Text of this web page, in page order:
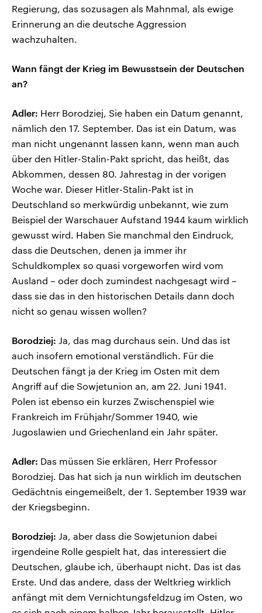
Regierung, das sozusagen als Mahnmal, als ewige
Erinnerung an die deutsche Aggression
wachzuhalten.
Wann fängt der Krieg im Bewusstsein der Deutschen
an?
Adler: Herr Borodziej, Sie haben ein Datum genannt,
nämlich den 17. September. Das ist ein Datum, was
man nicht ungenannt lassen kann, wenn man auch
über den Hitler-Stalin-Pakt spricht, das heißt, das
Abkommen, dessen 80. Jahrestag in der vorigen
Woche war. Dieser Hitler-Stalin-Pakt ist in
Deutschland so merkwürdig unbekannt, wie zum
Beispiel der Warschauer Aufstand 1944 kaum wirklich
gewusst wird. Haben Sie manchmal den Eindruck,
dass die Deutschen, denen ja immer ihr
Schuldkomplex so quasi vorgeworfen wird vom
Ausland – oder doch zumindest nachgesagt wird –
dass sie das in den historischen Details dann doch
nicht so genau wissen wollen?
Borodziej: Ja, das mag durchaus sein. Und das ist
auch insofern emotional verständlich. Für die
Deutschen fängt ja der Krieg im Osten mit dem
Angriff auf die Sowjetunion an, am 22. Juni 1941.
Polen ist ebenso ein kurzes Zwischenspiel wie
Frankreich im Frühjahr/Sommer 1940, wie
Jugoslawien und Griechenland ein Jahr später.
Adler: Das müssen Sie erklären, Herr Professor
Borodziej. Das hat sich ja nun wirklich im deutschen
Gedächtnis eingemeißelt, der 1. September 1939 war
der Kriegsbeginn.
Borodziej: Ja, aber dass die Sowjetunion dabei
irgendeine Rolle gespielt hat, das interessiert die
Deutschen, glaube ich, überhaupt nicht. Das ist das
Erste. Und das andere, dass der Weltkrieg wirklich
anfängt mit dem Vernichtungsfeldzug im Osten, wo